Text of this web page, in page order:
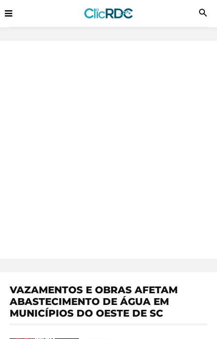
VAZAMENTOS E OBRAS AFETAM
ABASTECIMENTO DE ÁGUA EM
MUNICÍPIOS DO OESTE DE SC